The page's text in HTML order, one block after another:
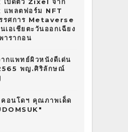
ปิดตัว Zixel จาก
พลตฟอร์ม NFT
รศการ Metaverse
เอเชียตะวันออกเฉียง
ารากอน
ากแพทย์ผิวหนังดีเด่น
พญ.ศิริลักษณ์
คอนโดฯ คุณภาพเด็ด